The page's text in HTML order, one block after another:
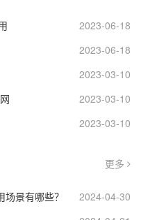
2023-06-18
2023-06-18
2023-03-10
2023-03-10
2023-03-10
更多
2024-04-30
景有哪些？